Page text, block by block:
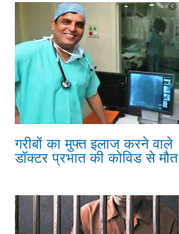
गरीबों का मुफ्त इलाज करने वाले
डॉक्टर प्रभात की कोविड से मौत